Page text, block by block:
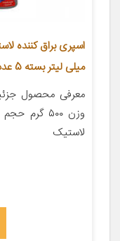
میلی لیتر بسته 5 عددی
لاستیک